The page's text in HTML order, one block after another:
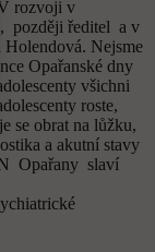
rozvoji v
později ředitel a v
Holendová. Nejsme
Opařanské dny
všichni
roste,
se obrat na lůžku,
a akutní stavy
Opařany slaví